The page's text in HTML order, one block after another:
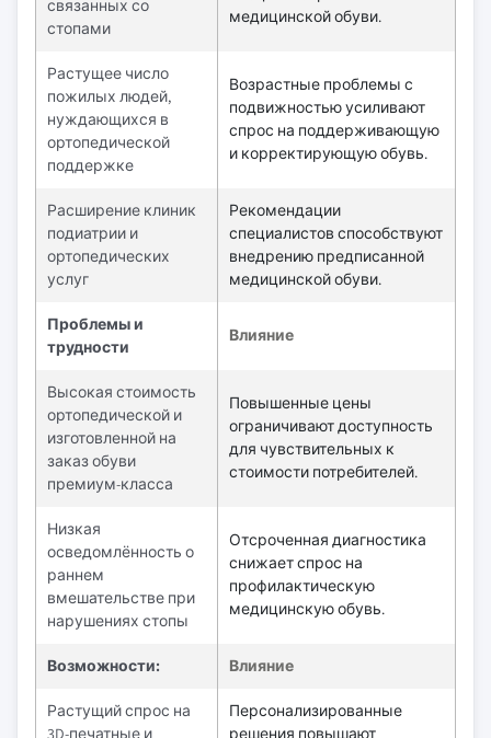
связанных со
стопами
медицинской обуви.
Растущее число
пожилых людей,
нуждающихся в
ортопедической
поддержке
Возрастные проблемы с
подвижностью усиливают
спрос на поддерживающую
и корректирующую обувь.
Расширение клиник
подиатрии и
ортопедических
услуг
Рекомендации
специалистов способствуют
внедрению предписанной
медицинской обуви.
Проблемы и
трудности
Влияние
Высокая стоимость
ортопедической и
изготовленной на
заказ обуви
премиум-класса
Повышенные цены
ограничивают доступность
для чувствительных к
стоимости потребителей.
Низкая
осведомлённость о
раннем
вмешательстве при
нарушениях стопы
Отсроченная диагностика
снижает спрос на
профилактическую
медицинскую обувь.
Возможности: Влияние
Растущий спрос на
3D-печатные и
Персонализированные
решения повышают